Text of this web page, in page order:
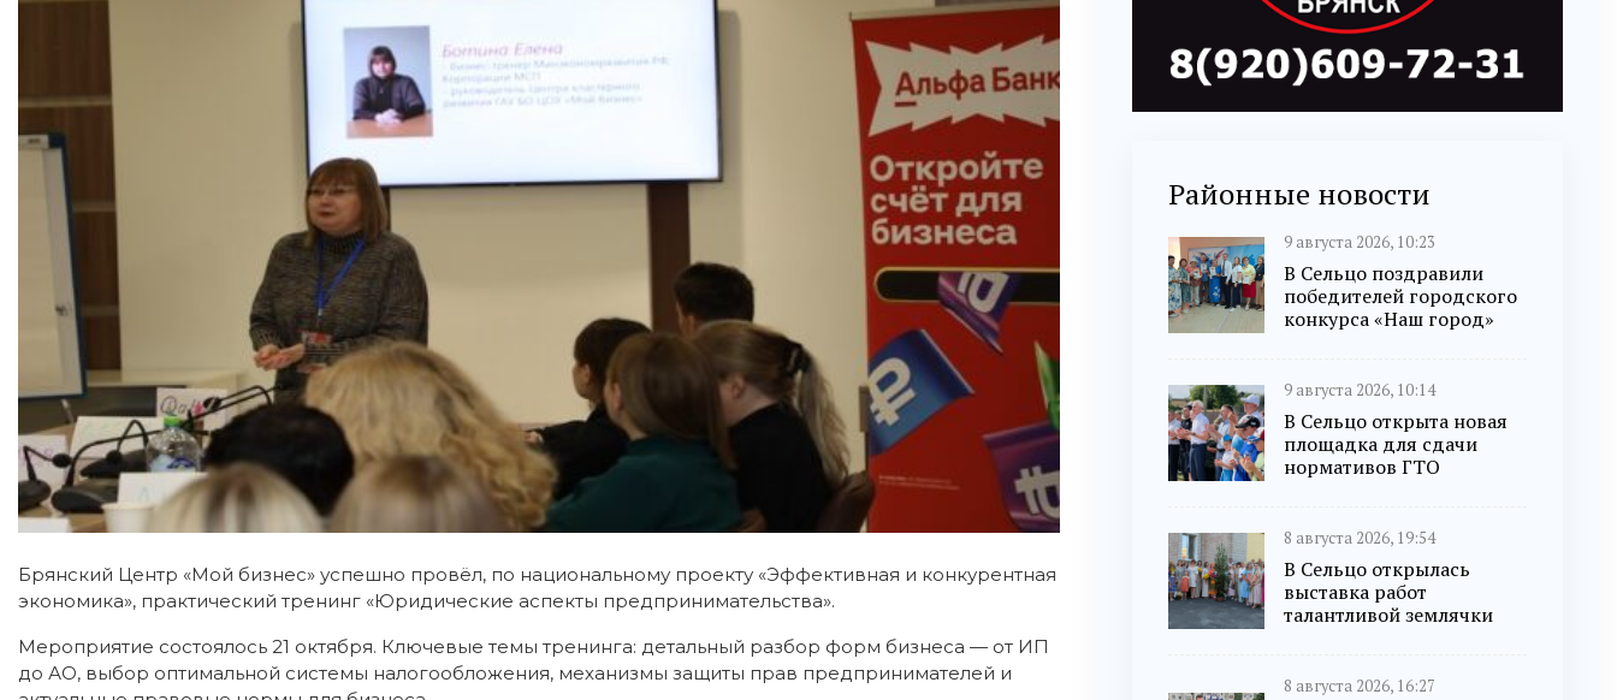
Брянский Центр «Мой бизнес» успешно провёл, по национальному проекту «Эффективная и конкурентная
экономика», практический тренинг «Юридические аспекты предпринимательства».
Мероприятие состоялось 21 октября. Ключевые темы тренинга: детальный разбор форм бизнеса — от ИП
до АО, выбор оптимальной системы налогообложения, механизмы защиты прав предпринимателей и
Районные новости
9 августа 2026, 10:23
В Сельцо поздравили
победителей городского
конкурса «Наш город»
9 августа 2026, 10:14
В Сельцо открыта новая
площадка для сдачи
нормативов ГТО
8 августа 2026, 19:54
В Сельцо открылась
выставка работ
талантливой землячки
8 августа 2026, 16:27